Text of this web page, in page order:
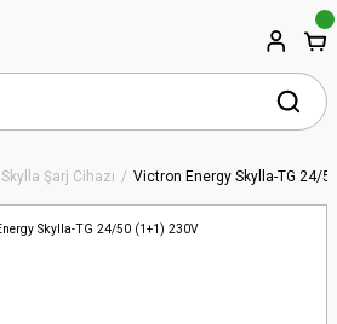
Skylla Şarj Cihazı Victron Energy Skylla-TG 24/